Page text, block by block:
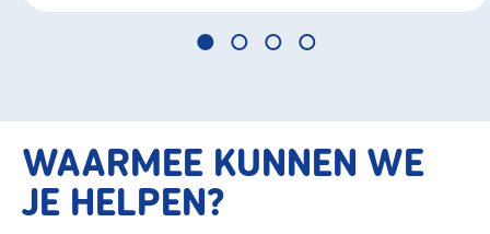
WAARMEE KUNNEN WE
JE HELPEN?